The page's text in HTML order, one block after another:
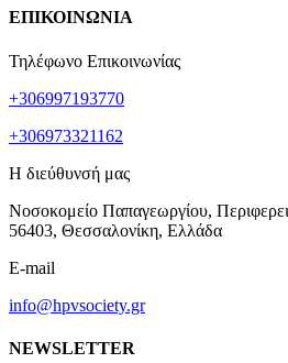
ΕΠΙΚΟΙΝΩΝΙΑ
Τηλέφωνο Επικοινωνίας
+306997193770
+306973321162
Η διεύθυνσή μας
Νοσοκομείο Παπαγεωργίου,
56403, Θεσσαλονίκη, Ελλάδα
E-mail
info@hpvsociety.gr
NEWSLETTER